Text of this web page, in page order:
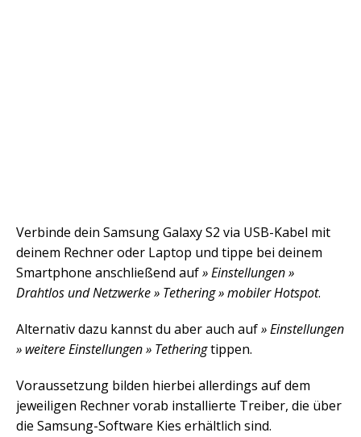
Verbinde dein Samsung Galaxy S2 via USB-Kabel mit
deinem Rechner oder Laptop und tippe bei deinem
Smartphone anschließend auf» Einstellungen »
Drahtlos und Netzwerke » Tethering » mobiler Hotspot.
Alternativ dazu kannst du aber auch auf» Einstellungen
» weitere Einstellungen » Tetheringtippen.
Voraussetzung bilden hierbei allerdings auf dem
jeweiligen Rechner vorab installierte Treiber, die über
die Samsung-Software Kies erhältlich sind.